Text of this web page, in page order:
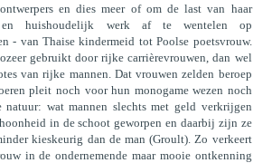
en dies meer of om de last van haar
en huishoudelijk werk af te wentelen op
- van Thaise kindermeid tot Poolse poetsvrouw.
gebruikt door rijke carrièrevrouwen, dan wel
van rijke mannen. Dat vrouwen zelden beroep
pleit noch voor hun monogame wezen noch
natuur: wat mannen slechts met geld verkrijgen
in de schoot geworpen en daarbij zijn ze
kieskeurig dan de man (Groult). Zo verkeert
in de ondernemende maar mooie ontkenning